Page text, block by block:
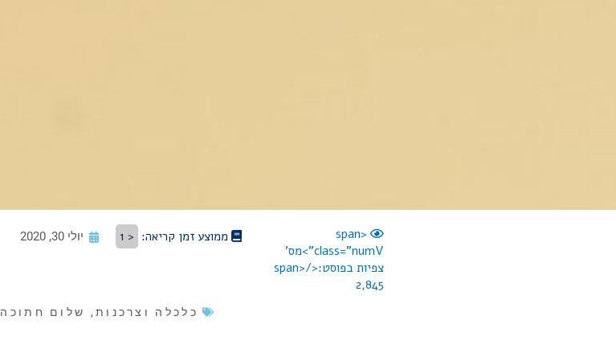
<span
class="numV">מס'
צפיות בפוסט:</span>
2,845
ממוצע זמן קריאה: < 1 יולי 30, 2020
כלכלה וצרכנות , שלום חתוכה